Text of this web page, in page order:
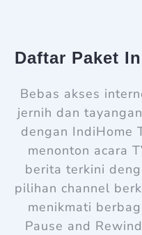
Daftar Paket
Bebas akses
jernih dan
dengan IndiHome
menonton acara
berita terkini
pilihan channel
menikmati
Pause and